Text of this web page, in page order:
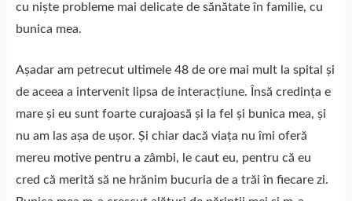
cu niște probleme mai delicate de sănătate în familie, cu
bunica mea.
Așadar am petrecut ultimele 48 de ore mai mult la spital și
de aceea a intervenit lipsa de interacțiune. Însă credința e
mare și eu sunt foarte curajoasă și la fel și bunica mea, și
nu am las așa de ușor. Și chiar dacă viața nu îmi oferă
mereu motive pentru a zâmbi, le caut eu, pentru că eu
cred că merită să ne hrănim bucuria de a trăi în fiecare zi.